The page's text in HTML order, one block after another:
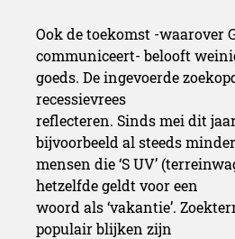
Ook de toekomst -waarover
communiceert- belooft
goeds. De ingevoerde
recessievrees
reflecteren. Sinds mei dit
bijvoorbeeld al steeds minder
mensen die ‘S UV’
hetzelfde geldt voor een
woord als ‘vakantie’.
populair blijken zijn